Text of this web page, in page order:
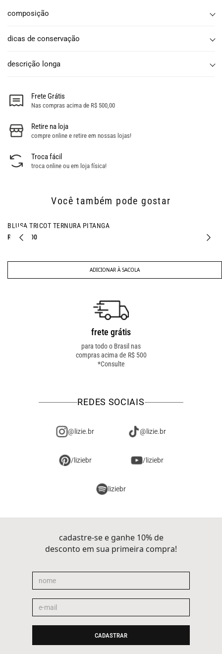
composição
dicas de conservação
descrição longa
Frete Grátis
Nas compras acima de R$ 500,00
Retire na loja
compre online e retire em nossas lojas!
Troca fácil
troca online ou em loja física!
Você também pode gostar
BLUSA TRICOT TERNURA PITANGA
R$ 157,00
ADICIONAR À SACOLA
frete grátis
para todo o Brasil nas
compras acima de R$ 500
*Consulte
REDES SOCIAIS
@lizie.br @lizie.br
/liziebr /liziebr
liziebr
cadastre-se e ganhe 10% de
desconto em sua primeira compra!
CADASTRAR